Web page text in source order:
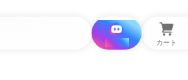
i と探す カート